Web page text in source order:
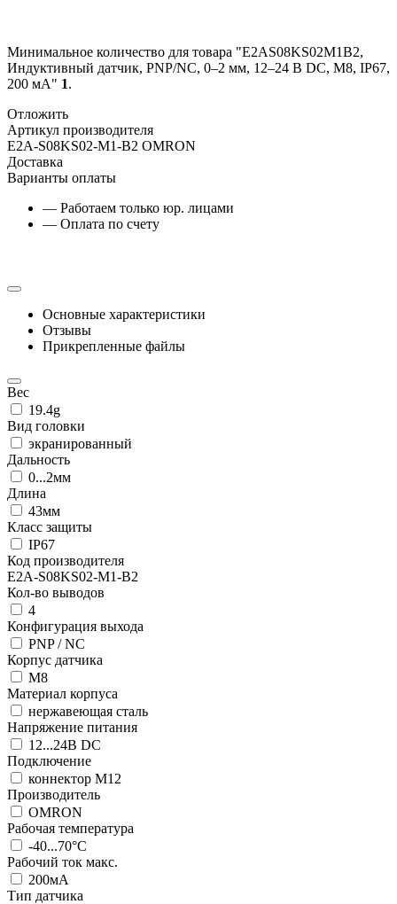
Минимальное количество для товара "E2AS08KS02M1B2,
Индуктивный датчик, PNP/NC, 0–2 мм, 12–24 В DC, М8, IP67,
200 мА" 1.
Отложить
Артикул производителя
E2A-S08KS02-M1-B2 OMRON
Доставка
Варианты оплаты
— Работаем только юр. лицами
— Оплата по счету
Основные характеристики
Отзывы
Прикрепленные файлы
Вес
19.4g
Вид головки
экранированный
Дальность
0...2мм
Длина
43мм
Класс защиты
IP67
Код производителя
E2A-S08KS02-M1-B2
Кол-во выводов
4
Конфигурация выхода
PNP / NC
Корпус датчика
М8
Материал корпуса
нержавеющая сталь
Напряжение питания
12...24В DC
Подключение
коннектор M12
Производитель
OMRON
Рабочая температура
-40...70°C
Рабочий ток макс.
200мА
Тип датчика